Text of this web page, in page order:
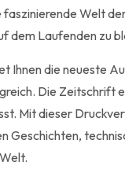
faszinierende Welt
dem Laufenden zu
Ihnen die neueste
Die Zeitschrift
Mit dieser
Geschichten,